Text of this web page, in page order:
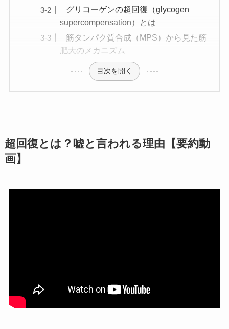
グリコーゲンの超回復（glycogen
supercompensation）とは
筋タンパク質合成（MPS）から見た筋
肥大のメカニズム
目次を開く
超回復とは？嘘と言われる理由【要約動
画】